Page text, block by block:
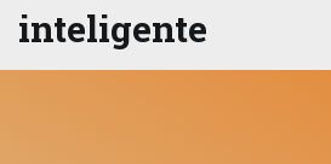
inteligente